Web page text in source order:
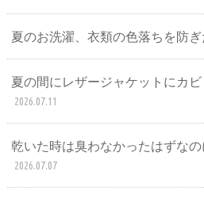
夏のお洗濯、衣類の色落ちを防ぎ
夏の間にレザージャケットにカビ
2026.07.11
乾いた時は臭わなかったはずなの
2026.07.07